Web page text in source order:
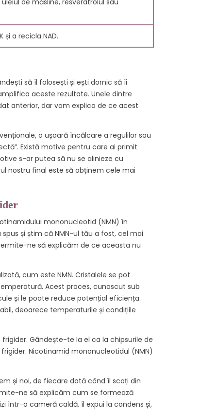
Liked
sunt
proprietăți
care pot
CE ESTE UN
ANTIOXIDANT?
11731 views
Un antioxidant este o
cauzată de...
Citește mai mult
de măsline, resveratrolul sau
a recicla NAD.
să îl folosești și ești dornic să îi
aceste rezultate. Unele dintre
anterior, dar vom explica de ce acest
o ușoară încălcare a regulilor sau
Există motive pentru care ai primit
s-ar putea să nu se alinieze cu
nostru final este să obținem cele mai
mononucleotid (NMN) în
și știm că NMN-ul tău a fost, cel mai
ne să explicăm de ce aceasta nu
cum este NMN. Cristalele se pot
Acest proces, cunoscut sub
și le poate reduce potențial eficiența.
deoarece temperaturile și condițiile
Gândește-te la el ca la chipsurile de
Nicotinamid mononucleotidul (NMN)
și noi, de fiecare dată când îl scoți din
ne să explicăm cum se formează
într-o cameră caldă, îl expui la condens și,